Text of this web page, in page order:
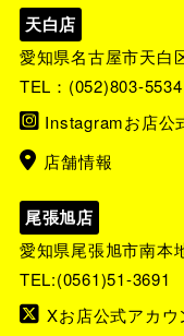
天白店
愛知県名古屋市天白
TEL： (052)803-5534
Instagramお店公
店舗情報
尾張旭店
愛知県尾張旭市南本
TEL:(0561)51-3691
Xお店公式アカウ